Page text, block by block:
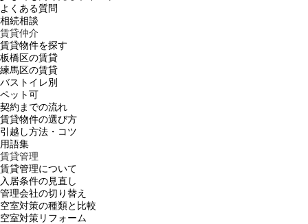
よくある質問
相続相談
賃貸仲介
賃貸物件を探す
板橋区の賃貸
練馬区の賃貸
バストイレ別
ペット可
契約までの流れ
賃貸物件の選び方
引越し方法・コツ
用語集
賃貸管理
賃貸管理について
入居条件の見直し
管理会社の切り替え
空室対策の種類と比較
空室対策リフォーム